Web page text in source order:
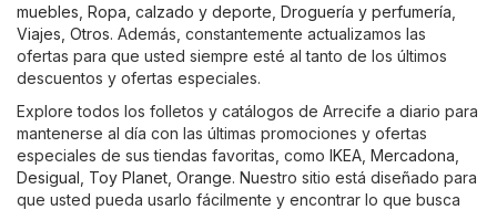
muebles Ropa, calzado y deporte Droguería y perfumería
Viajes Otros. Además, constantemente actualizamos las
ofertas para que usted siempre esté al tanto de los últimos
descuentos y ofertas especiales.
Explore todos los folletos y catálogos de Arrecife a diario para
mantenerse al día con las últimas promociones y ofertas
especiales de sus tiendas favoritas, como IKEA Mercadona
Desigual Toy Planet Orange. Nuestro sitio está diseñado para
que usted pueda usarlo fácilmente y encontrar lo que busca